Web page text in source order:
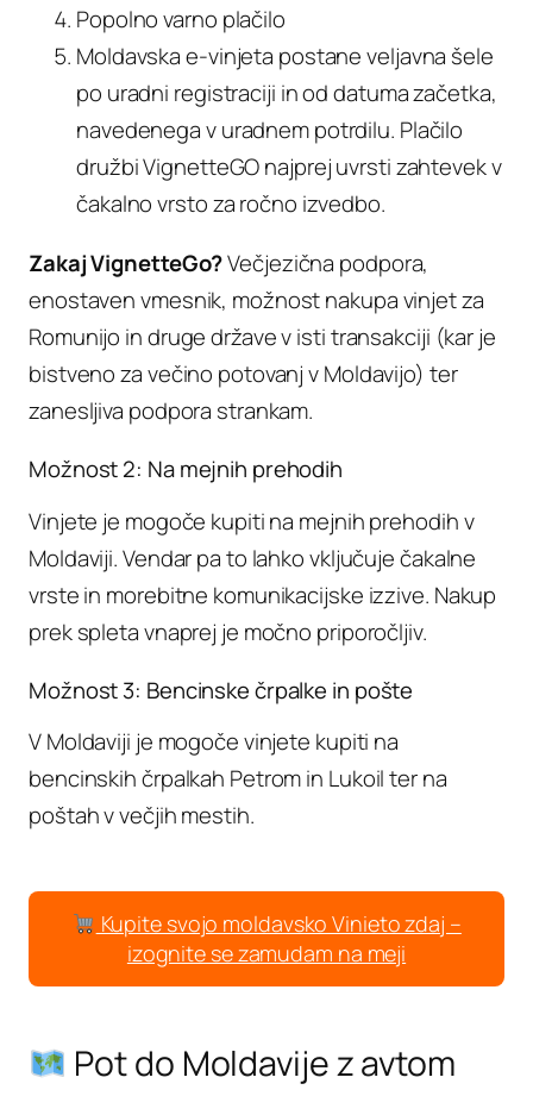
Popolno varno plačilo
Moldavska e-vinjeta postane veljavna šele
po uradni registraciji in od datuma začetka,
navedenega v uradnem potrdilu. Plačilo
družbi VignetteGO najprej uvrsti zahtevek v
čakalno vrsto za ročno izvedbo.
Zakaj VignetteGo?Večjezična podpora,
enostaven vmesnik, možnost nakupa vinjet za
Romunijo in druge države v isti transakciji (kar je
bistveno za večino potovanj v Moldavijo) ter
zanesljiva podpora strankam.
Možnost 2: Na mejnih prehodih
Vinjete je mogoče kupiti na mejnih prehodih v
Moldaviji. Vendar pa to lahko vključuje čakalne
vrste in morebitne komunikacijske izzive. Nakup
prek spleta vnaprej je močno priporočljiv.
Možnost 3: Bencinske črpalke in pošte
V Moldaviji je mogoče vinjete kupiti na
bencinskih črpalkah Petrom in Lukoil ter na
poštah v večjih mestih.
Kupite svojo moldavsko Vinieto zdaj –
izognite se zamudam na meji
Pot do Moldavije z avtom